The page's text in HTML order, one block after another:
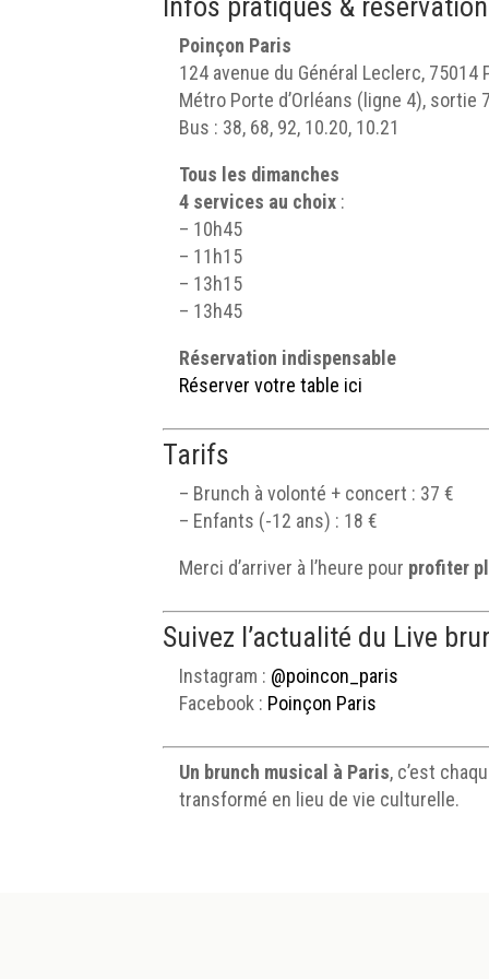
Infos pratiques &
Poinçon Paris
124 avenue du Général Leclerc, 75014
Métro Porte d’Orléans (ligne 4), sortie
Bus : 38, 68, 92, 10.20, 10.21
Tous les dimanches
4 services au choix :
– 10h45
– 11h15
– 13h15
– 13h45
Réservation indispensable
Réserver votre table ici
Tarifs
– Brunch à volonté + concert : 37 €
– Enfants (-12 ans) : 18 €
Merci d’arriver à l’heure pour profiter
Suivez l’actualité du Live
Instagram : @poincon_paris
Facebook : Poinçon Paris
Un brunch musical à Paris, c’est
transformé en lieu de vie culturelle.